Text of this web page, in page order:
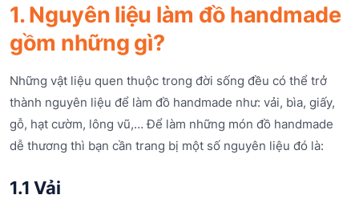
1. Nguyên liệu làm đồ handmade
gồm những gì?
Những vật liệu quen thuộc trong đời sống đều có thể trở
thành nguyên liệu để làm đồ handmade như: vải, bìa, giấy,
gỗ, hạt cườm, lông vũ,… Để làm những món đồ handmade
dễ thương thì bạn cần trang bị một số nguyên liệu đó là:
1.1 Vải